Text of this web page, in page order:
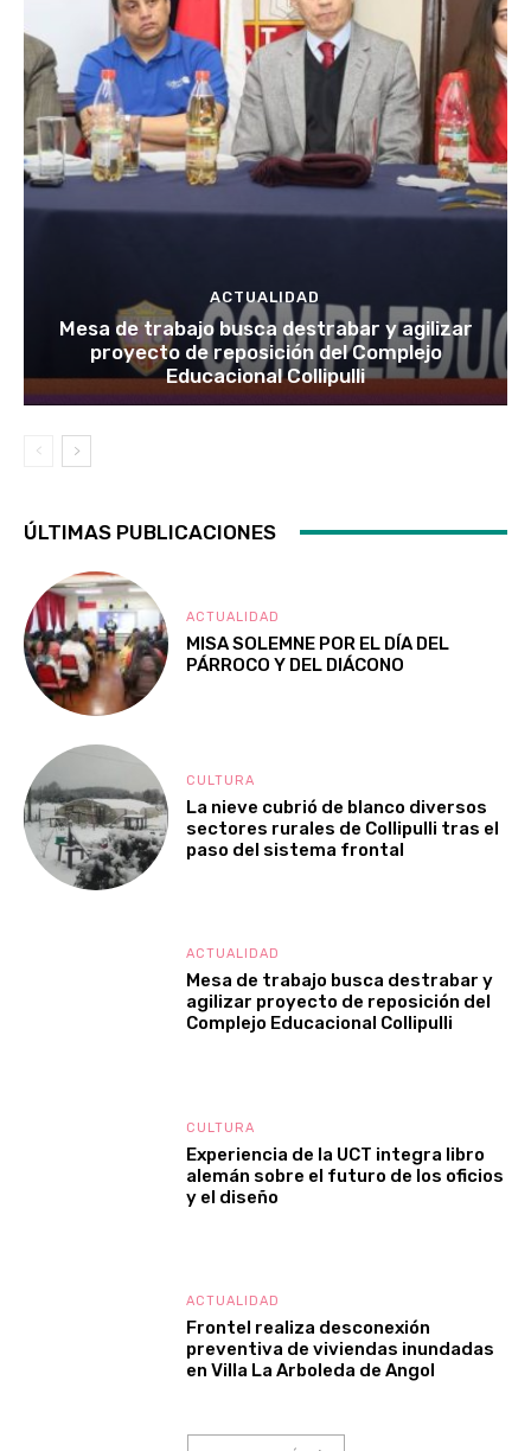
ACTUALIDAD
Mesa de trabajo busca destrabar y agilizar
proyecto de reposición del Complejo
Educacional Collipulli
ÚLTIMAS PUBLICACIONES
ACTUALIDAD
MISA SOLEMNE POR EL DÍA DEL
PÁRROCO Y DEL DIÁCONO
CULTURA
La nieve cubrió de blanco diversos
sectores rurales de Collipulli tras el
paso del sistema frontal
ACTUALIDAD
Mesa de trabajo busca destrabar y
agilizar proyecto de reposición del
Complejo Educacional Collipulli
CULTURA
Experiencia de la UCT integra libro
alemán sobre el futuro de los oficios
y el diseño
ACTUALIDAD
Frontel realiza desconexión
preventiva de viviendas inundadas
en Villa La Arboleda de Angol